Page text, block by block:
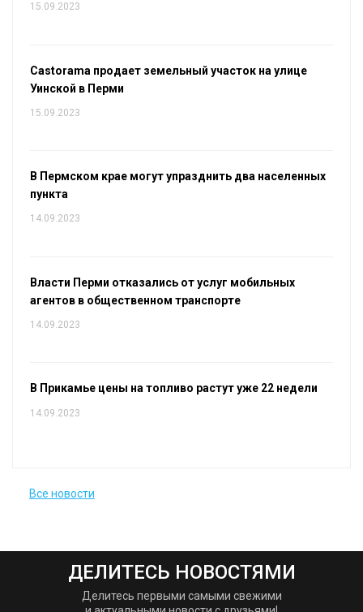
15.09.2023
Castorama продает земельный участок на улице
Уинской в Перми
15.09.2023
В Пермском крае могут упразднить два населенных
пункта
14.09.2023
Власти Перми отказались от услуг мобильных
агентов в общественном транспорте
14.09.2023
В Прикамье цены на топливо растут уже 22 недели
14.09.2023
Все новости
ДЕЛИТЕСЬ НОВОСТЯМИ
Делитесь первыми самыми свежими